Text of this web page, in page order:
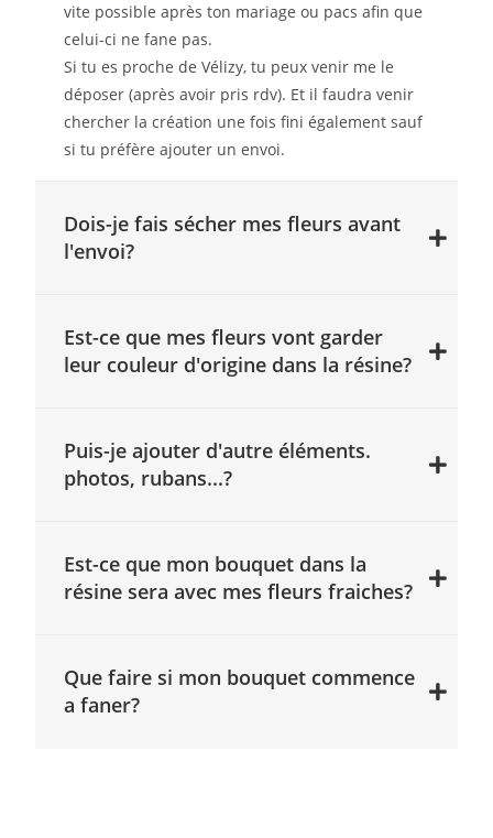
vite possible après ton mariage ou pacs afin que
celui-ci ne fane pas.
Si tu es proche de Vélizy, tu peux venir me le
déposer (après avoir pris rdv). Et il faudra venir
chercher la création une fois fini également sauf
si tu préfère ajouter un envoi.
Dois-je fais sécher mes fleurs avant
l'envoi?
Est-ce que mes fleurs vont garder
leur couleur d'origine dans la résine?
Puis-je ajouter d'autre éléments.
photos, rubans...?
Est-ce que mon bouquet dans la
résine sera avec mes fleurs fraiches?
Que faire si mon bouquet commence
a faner?